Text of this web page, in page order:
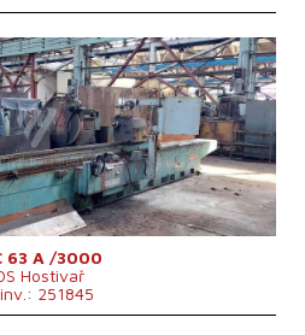
0
nu
630 mm
3000 mm
lucru2500 kg
nu
31 kVA
14900 kg
63 A /3000
Hostivař
251845